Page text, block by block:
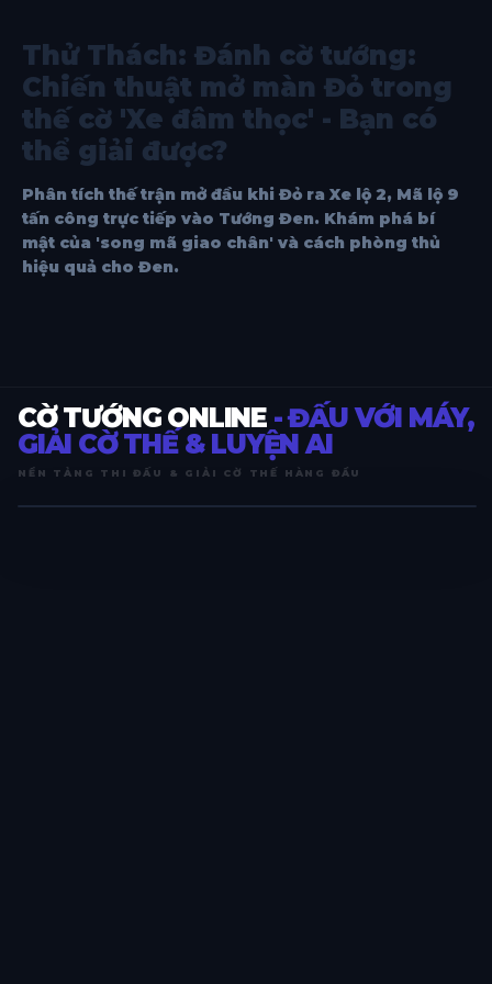
Thử Thách: Đánh cờ tướng:
Chiến thuật mở màn Đỏ trong
thế cờ 'Xe đâm thọc' - Bạn có
thể giải được?
Phân tích thế trận mở đầu khi Đỏ ra Xe lộ 2, Mã lộ 9
tấn công trực tiếp vào Tướng Đen. Khám phá bí
mật của 'song mã giao chân' và cách phòng thủ
hiệu quả cho Đen.
CỜ TƯỚNG ONLINE - ĐẤU VỚI MÁY,
GIẢI CỜ THẾ & LUYỆN AI
NỀN TẢNG THI ĐẤU & GIẢI CỜ THẾ HÀNG ĐẦU